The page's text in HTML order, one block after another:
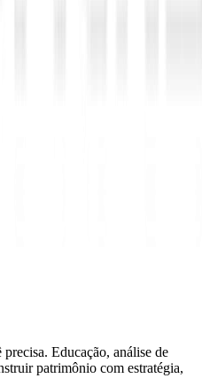
Educação, análise de
patrimônio com estratégia,